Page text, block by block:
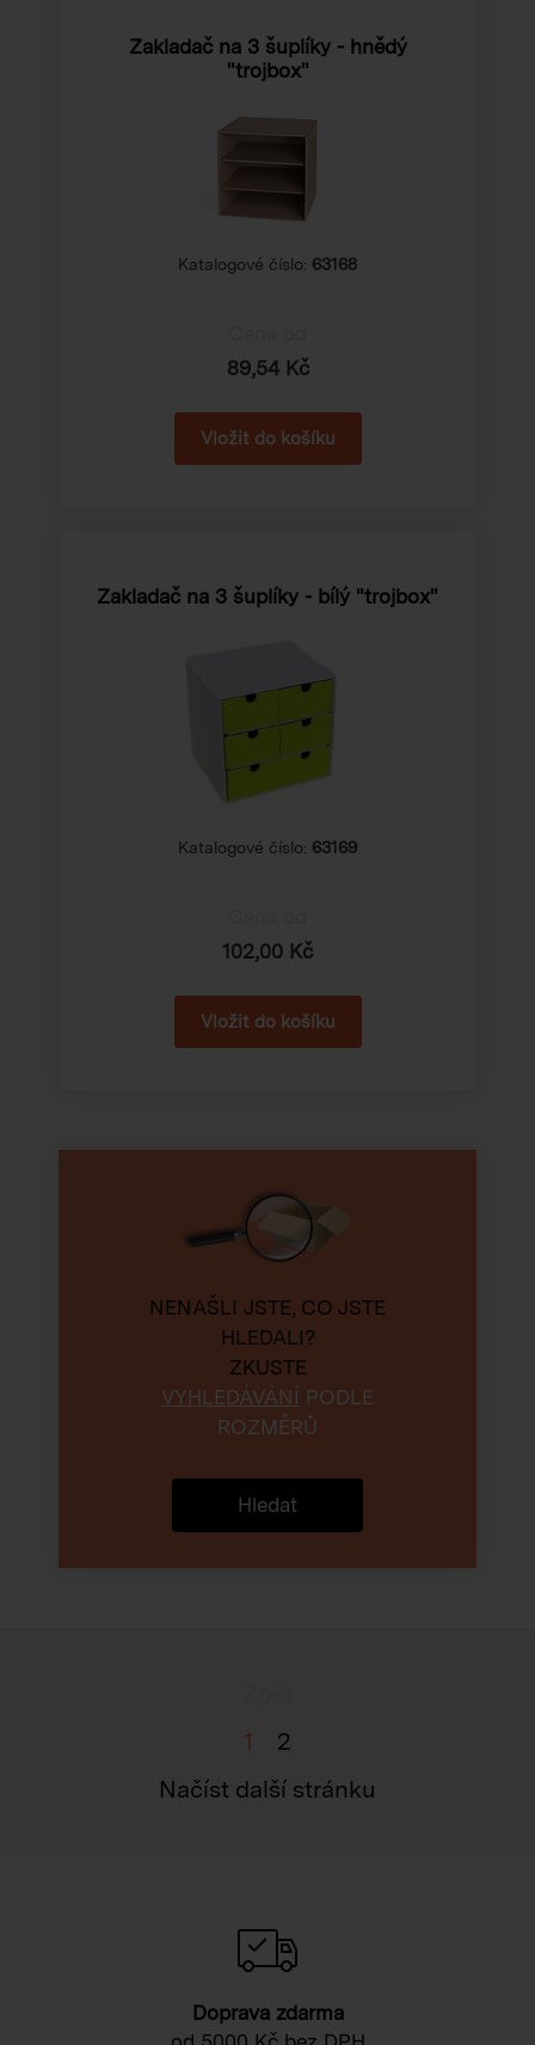
Zakladač na 3 šuplíky - hnědý
"trojbox"
Katalogové číslo: 63168
89,54 Kč
Zakladač na 3 šuplíky - bílý "trojbox"
Katalogové číslo: 63169
102,00 Kč
NENAŠLI JSTE, CO JSTE
HLEDALI?
ZKUSTE
VYHLEDÁVÁNÍ PODLE
ROZMĚRŮ
Hledat
1
2
Načíst další stránku
Doprava zdarma